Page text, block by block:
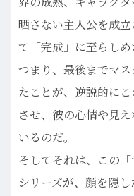
晒さない主人公を成
て「完成」に至らしめ
つまり、最後までマ
たことが、逆説的に
させ、彼の心情や見
いるのだ。
そしてそれは、この
シリーズが、顔を隠